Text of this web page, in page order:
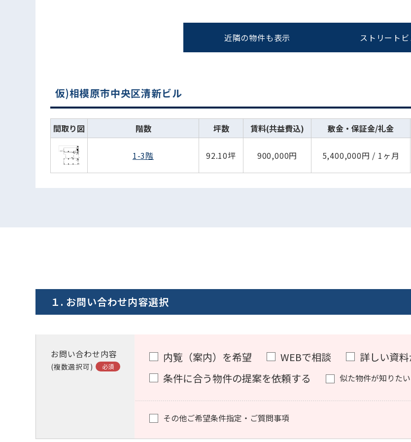
近隣の物件も表示 ストリート
仮)相模原市中央区清新ビル
間取り図 階数 坪数 賃料(共益費込) 敷金・保証金/礼金
1-3階 92.10坪 900,000円 5,400,000円 / 1ヶ月
１. お問い合わせ内容選択
お問い合わせ内容
(複数選択可)
内覧（案内）を希望 WEBで相談 詳しい資
条件に合う物件の提案を依頼する
似た物件が知りたい
その他ご希望条件指定・ご質問事項